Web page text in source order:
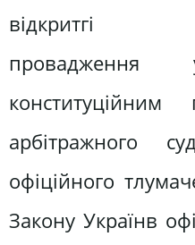
відкритгі
арбітражного
офіційного
Закону Українв